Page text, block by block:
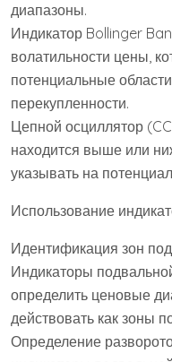
диапазоны.
Индикатор Bollinger
волатильности цены,
потенциальные
перекупленности.
Цепной осциллятор
находится выше или
указывать на
Использование
Идентификация зон
Индикаторы
определить ценовые
действовать как зоны
Определение